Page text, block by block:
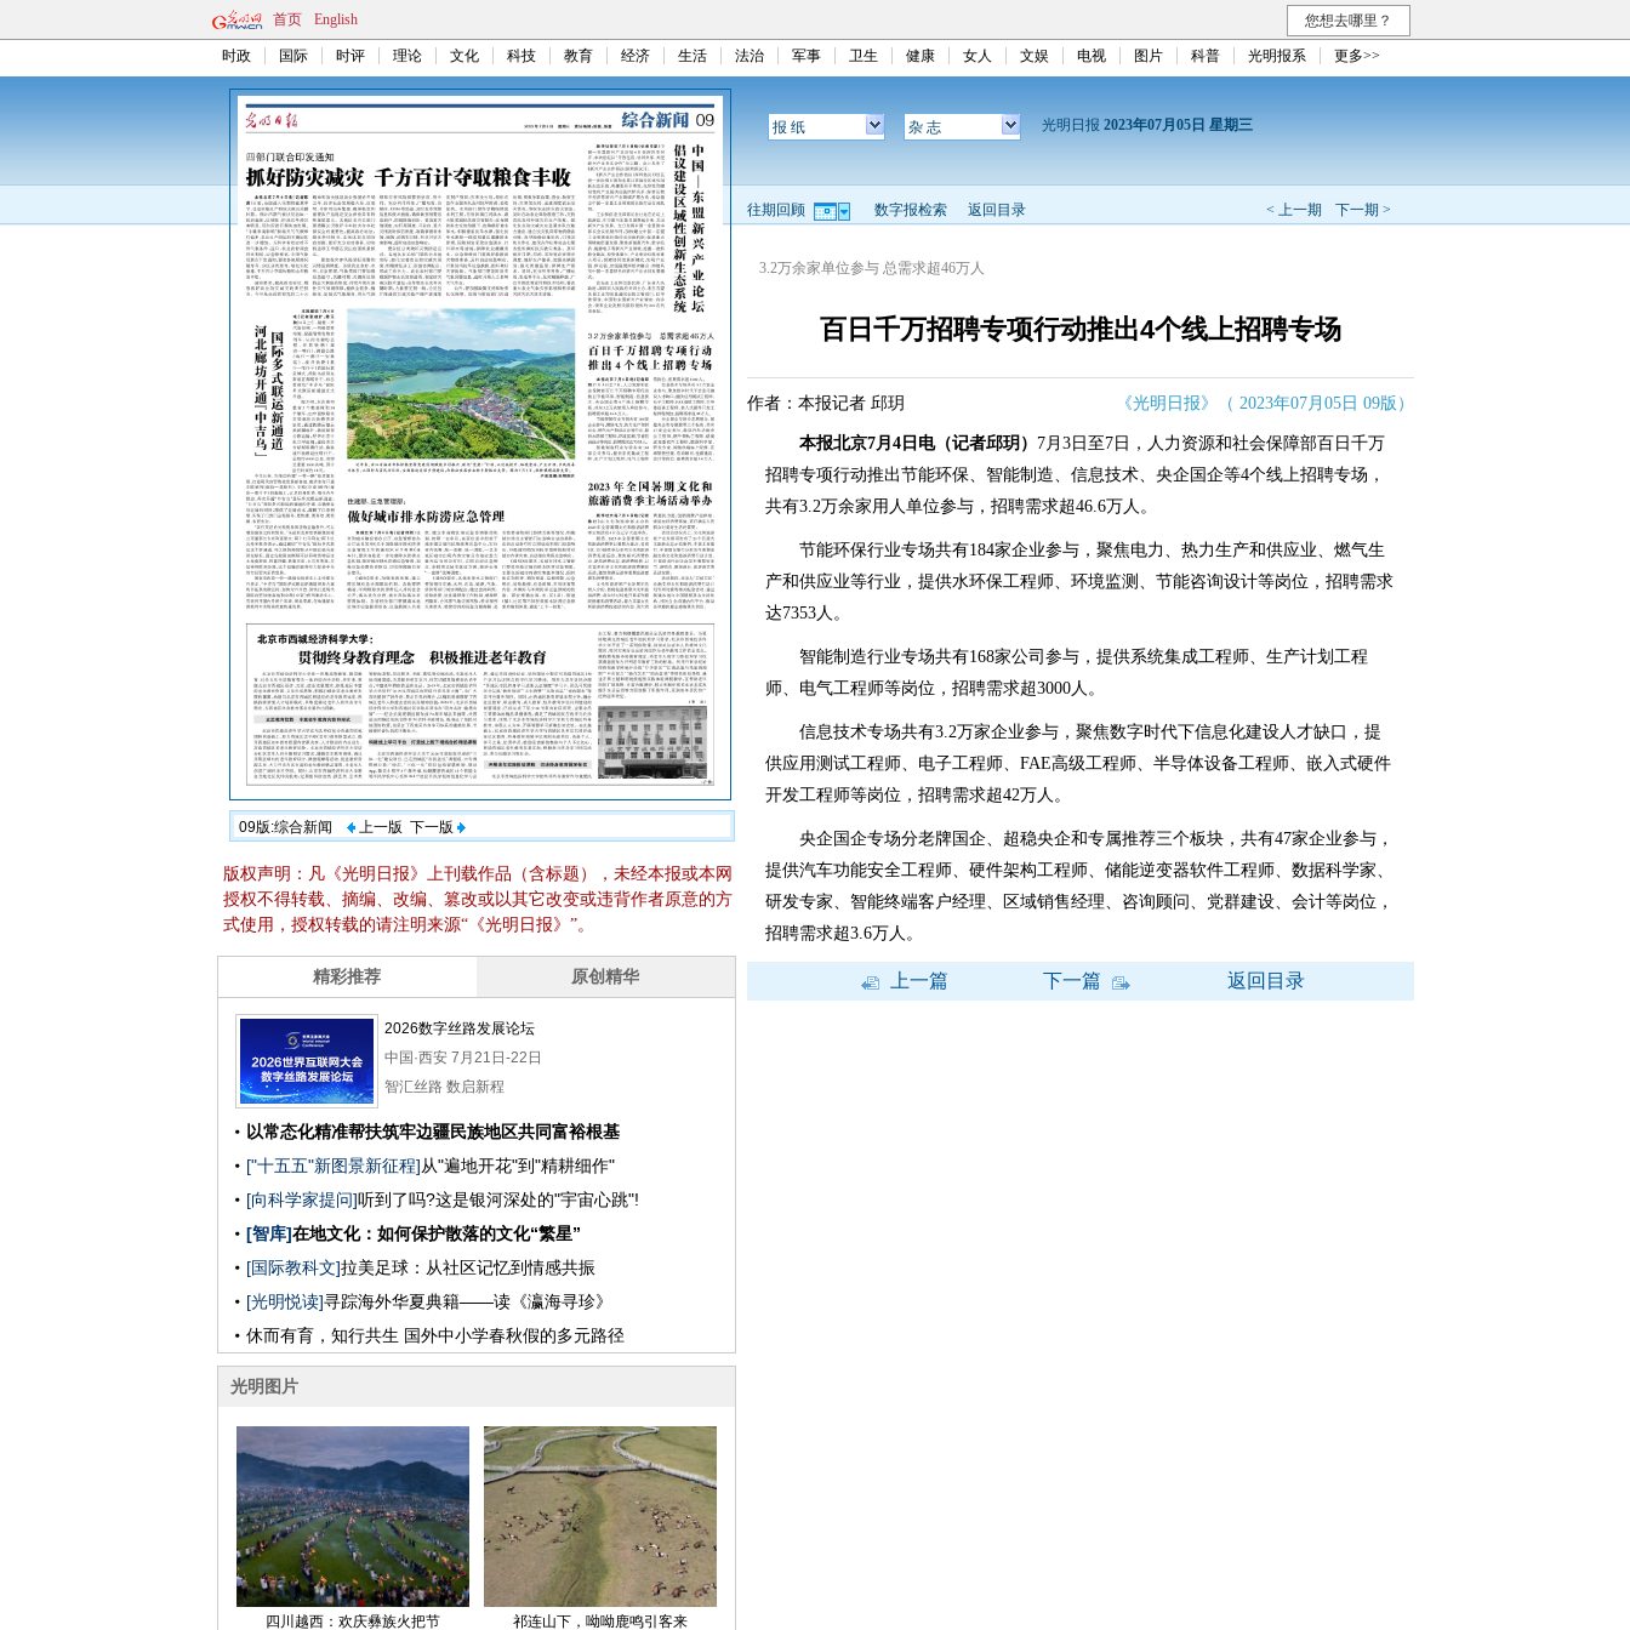
首页 English 您想去哪里？
时政 国际 时评 理论 文化 科技 教育 经济 生活 法治 军事 卫生 健康 女人 文娱 电视 图片 科普 光明报系 更多>>
09版:综合新闻 上一版 下一版
版权声明：凡《光明日报》上刊载作品（含标题），未经本报或本网
授权不得转载、摘编、改编、篡改或以其它改变或违背作者原意的方
式使用，授权转载的请注明来源“《光明日报》”。
报 纸 杂 志 光明日报 2023年07月05日 星期三
< 上一期 下一期 >
往期回顾 数字报检索 返回目录
3.2万余家单位参与 总需求超46万人
百日千万招聘专项行动推出4个线上招聘专场
作者：本报记者 邱玥 《光明日报》（ 2023年07月05日 09版）
本报北京7月4日电（记者邱玥） 7月3日至7日，人力资源和社会保障部百日千万
招聘专项行动推出节能环保、智能制造、信息技术、央企国企等4个线上招聘专场，
共有3.2万余家用人单位参与，招聘需求超46.6万人。
节能环保行业专场共有184家企业参与，聚焦电力、热力生产和供应业、燃气生
产和供应业等行业，提供水环保工程师、环境监测、节能咨询设计等岗位，招聘需求
达7353人。
智能制造行业专场共有168家公司参与，提供系统集成工程师、生产计划工程
师、电气工程师等岗位，招聘需求超3000人。
信息技术专场共有3.2万家企业参与，聚焦数字时代下信息化建设人才缺口，提
供应用测试工程师、电子工程师、FAE高级工程师、半导体设备工程师、嵌入式硬件
开发工程师等岗位，招聘需求超42万人。
央企国企专场分老牌国企、超稳央企和专属推荐三个板块，共有47家企业参与，
提供汽车功能安全工程师、硬件架构工程师、储能逆变器软件工程师、数据科学家、
研发专家、智能终端客户经理、区域销售经理、咨询顾问、党群建设、会计等岗位，
招聘需求超3.6万人。
上一篇 下一篇 返回目录